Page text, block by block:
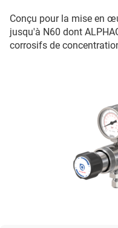
Conçu pour la mise en
jusqu'à N60 dont
corrosifs de